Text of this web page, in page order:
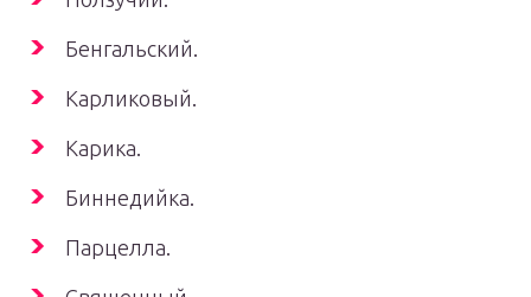
Бенгальский.
Карликовый.
Карика.
Биннедийка.
Парцелла.